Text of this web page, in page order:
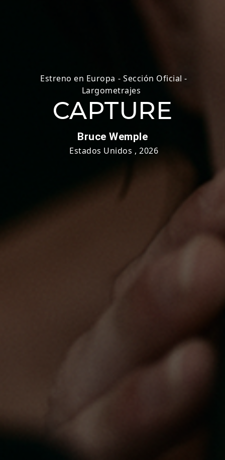
Estreno en Europa - Sección Oficial -
Largometrajes
CAPTURE
Bruce Wemple
Estados Unidos , 2026